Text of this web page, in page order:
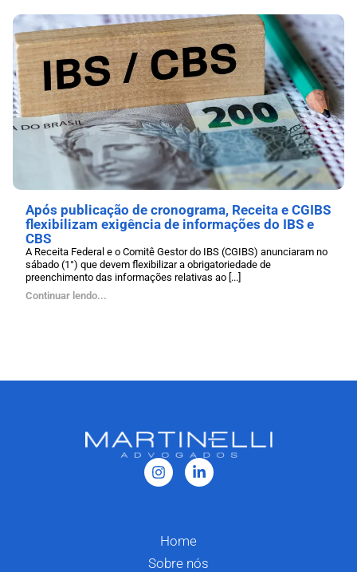
Após publicação de cronograma, Receita e CGIBS
flexibilizam exigência de informações do IBS e
CBS
A Receita Federal e o Comitê Gestor do IBS (CGIBS) anunciaram no
sábado (1°) que devem flexibilizar a obrigatoriedade de
preenchimento das informações relativas ao [...]
Continuar lendo...
Home
Sobre nós